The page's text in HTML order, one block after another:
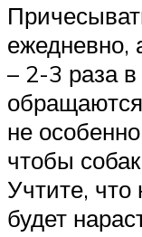
ежедневно,
– 2-3 раза
не
чтобы
Учтите,
будет